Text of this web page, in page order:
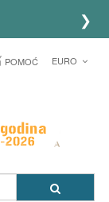
u
❯
POMOĆ EURO